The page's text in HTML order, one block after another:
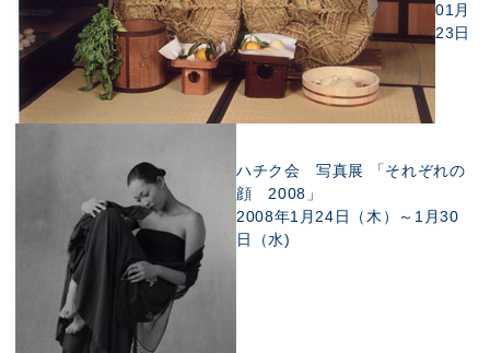
01月
23日
ハチク会 写真展 「それぞれの
顔 2008」
2008年1月24日（木）～1月30
日（水)